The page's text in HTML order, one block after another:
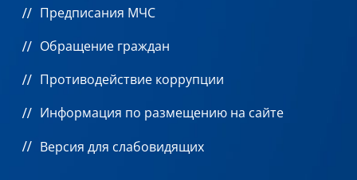
Предписания МЧС
Обращение граждан
Противодействие коррупции
Информация по размещению на сайте
Версия для слабовидящих